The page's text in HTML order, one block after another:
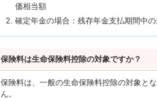
価相当額
確定年金の場合：残存年金支払期間中
保険料は生命保険料控除の対象ですか？
保険料は、一般の生命保険料控除の対象と
ん。